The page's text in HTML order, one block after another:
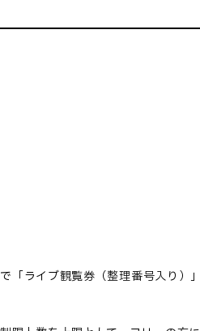
「ライブ観覧券（整理番号入り）